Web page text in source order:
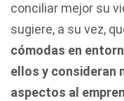
conciliar mejor su
sugiere, a su vez,
cómodas en
ellos y consideran
aspectos al